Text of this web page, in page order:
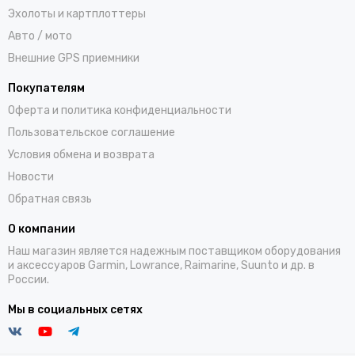
Эхолоты и картплоттеры
Авто / мото
Внешние GPS приемники
Покупателям
Оферта и политика конфиденциальности
Пользовательское соглашение
Условия обмена и возврата
Новости
Обратная связь
О компании
Наш магазин является надежным поставщиком оборудования
и аксессуаров Garmin, Lowrance, Raimarine, Suunto и др. в
России.
Мы в социальных сетях